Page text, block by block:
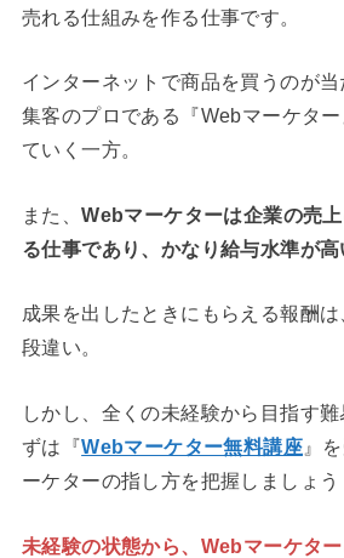
売れる仕組みを作る仕事です。
インターネットで商品を買うのが
集客のプロである『Webマーケタ
ていく一方。
また、Webマーケターは企業の売
る仕事であり、かなり給与水準が高
成果を出したときにもらえる報酬
段違い。
しかし、全くの未経験から目指す
ずは『Webマーケター無料講座』
ーケターの指し方を把握しましょう
未経験の状態から、Webマーケタ